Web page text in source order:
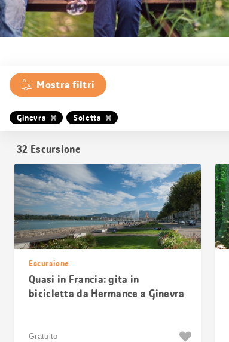
Mostra filtri
Ginevra Soletta
32 Escursione
Escursione
Quasi in Francia: gita in
bicicletta da Hermance a Ginevra
Gratuito